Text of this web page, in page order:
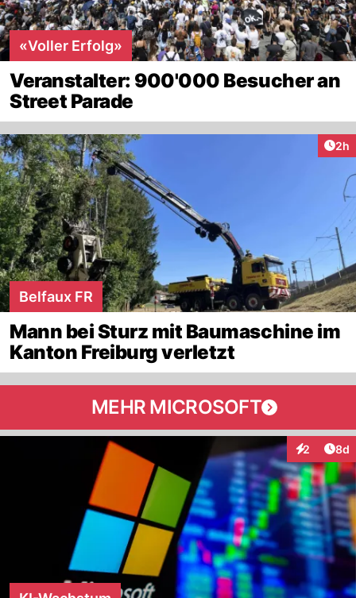
«Voller Erfolg»
Veranstalter: 900'000 Besucher an
Street Parade
2h
Belfaux FR
Mann bei Sturz mit Baumaschine im
Kanton Freiburg verletzt
MEHR MICROSOFT
2 8d